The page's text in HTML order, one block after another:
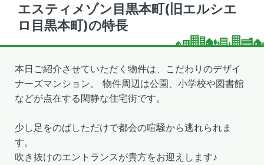
エスティメゾン目黒本町(旧エルシエ
ロ目黒本町)の特長
本日ご紹介させていただく物件は、こだわりのデザイ
ナーズマンション。 物件周辺は公園、小学校や図書館
などが点在する閑静な住宅街です。
少し足をのばしただけで都会の喧騒から逃れられま
す。
吹き抜けのエントランスが貴方をお迎えします♪